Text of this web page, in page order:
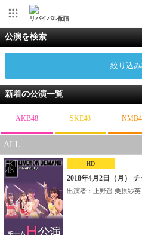
リバイバル配信
公演を検索
絞り込
新着の公演一覧
AKB48 SKE48
ALL
HD
2018年4月2日（月）
出演者：上野遥 栗原紗英